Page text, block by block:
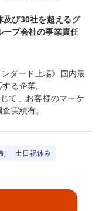
及び30社を超えるグ
ープ会社の事業責任
ダード上場》国内最
る企業。
て、お客様のマーケ
実績有。
土日祝休み